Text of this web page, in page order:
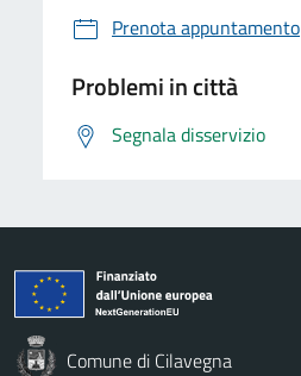
Prenota appuntamento
Problemi in città
Segnala disservizio
Comune di Cilavegna